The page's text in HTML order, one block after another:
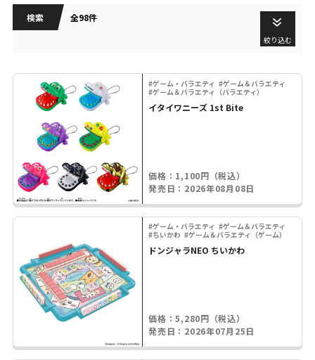
検索 全98件
絞り込む
#ゲーム・バラエティ #ゲーム＆バラエティ
#ゲーム＆バラエティ（バラエティ）
イタイワニーズ 1st Bite
価格：1,100円（税込）
発売日：2026年08月08日
#ゲーム・バラエティ #ゲーム＆バラエティ
#ちいかわ #ゲーム＆バラエティ（ゲーム）
ドンジャラNEO ちいかわ
価格：5,280円（税込）
発売日：2026年07月25日